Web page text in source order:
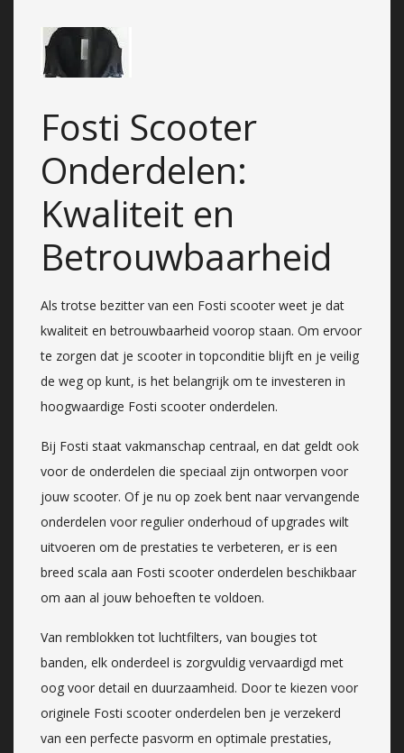
Fosti Scooter
Onderdelen:
Kwaliteit en
Betrouwbaarheid
Als trotse bezitter van een Fosti scooter weet je dat
kwaliteit en betrouwbaarheid voorop staan. Om ervoor
te zorgen dat je scooter in topconditie blijft en je veilig
de weg op kunt, is het belangrijk om te investeren in
hoogwaardige Fosti scooter onderdelen.
Bij Fosti staat vakmanschap centraal, en dat geldt ook
voor de onderdelen die speciaal zijn ontworpen voor
jouw scooter. Of je nu op zoek bent naar vervangende
onderdelen voor regulier onderhoud of upgrades wilt
uitvoeren om de prestaties te verbeteren, er is een
breed scala aan Fosti scooter onderdelen beschikbaar
om aan al jouw behoeften te voldoen.
Van remblokken tot luchtfilters, van bougies tot
banden, elk onderdeel is zorgvuldig vervaardigd met
oog voor detail en duurzaamheid. Door te kiezen voor
originele Fosti scooter onderdelen ben je verzekerd
van een perfecte pasvorm en optimale prestaties,